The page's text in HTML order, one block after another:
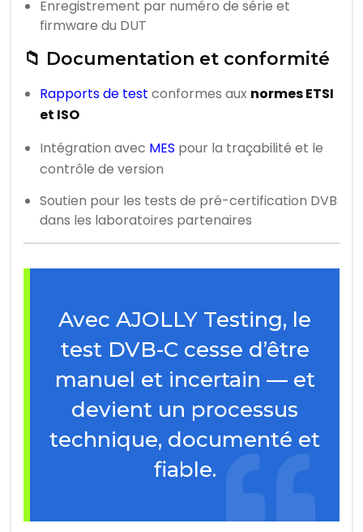
Enregistrement par numéro de série et
firmware du DUT
📁 Documentation et conformité
Rapports de test conformes aux normes ETSI
et ISO
Intégration avec MES pour la traçabilité et le
contrôle de version
Soutien pour les tests de pré-certification DVB
dans les laboratoires partenaires
Avec AJOLLY Testing, le
test DVB-C cesse d’être
manuel et incertain — et
devient un processus
technique, documenté et
fiable.